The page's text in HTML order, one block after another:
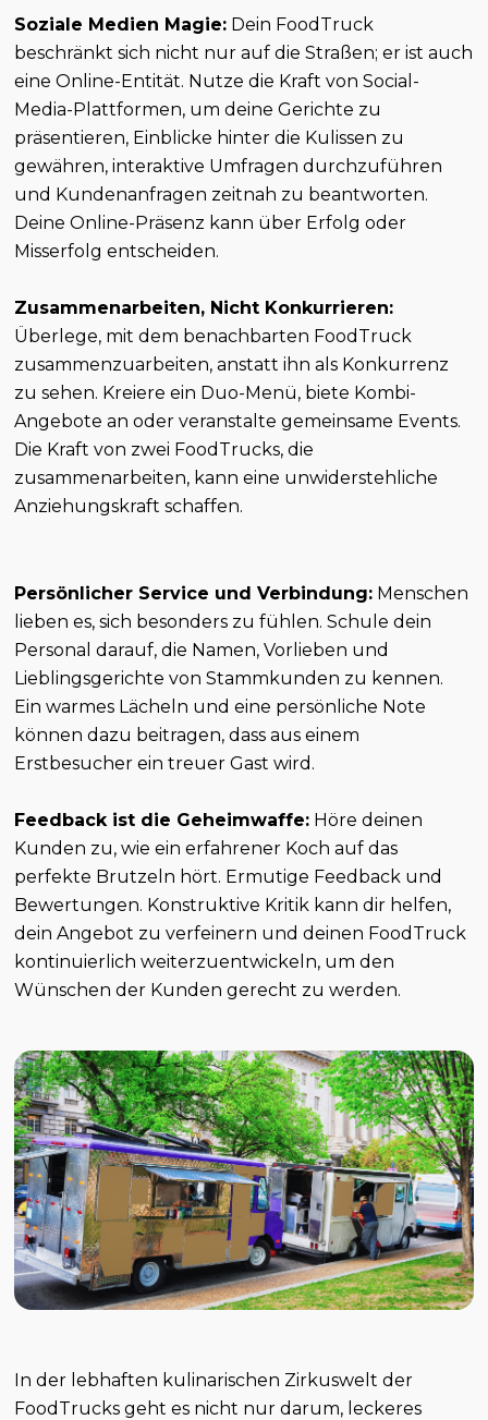
Soziale Medien Magie: Dein FoodTruck
beschränkt sich nicht nur auf die Straßen; er ist auch
eine Online-Entität. Nutze die Kraft von Social-
Media-Plattformen, um deine Gerichte zu
präsentieren, Einblicke hinter die Kulissen zu
gewähren, interaktive Umfragen durchzuführen
und Kundenanfragen zeitnah zu beantworten.
Deine Online-Präsenz kann über Erfolg oder
Misserfolg entscheiden.
Zusammenarbeiten, Nicht Konkurrieren:
Überlege, mit dem benachbarten FoodTruck
zusammenzuarbeiten, anstatt ihn als Konkurrenz
zu sehen. Kreiere ein Duo-Menü, biete Kombi-
Angebote an oder veranstalte gemeinsame Events.
Die Kraft von zwei FoodTrucks, die
zusammenarbeiten, kann eine unwiderstehliche
Anziehungskraft schaffen.
Persönlicher Service und Verbindung: Menschen
lieben es, sich besonders zu fühlen. Schule dein
Personal darauf, die Namen, Vorlieben und
Lieblingsgerichte von Stammkunden zu kennen.
Ein warmes Lächeln und eine persönliche Note
können dazu beitragen, dass aus einem
Erstbesucher ein treuer Gast wird.
Feedback ist die Geheimwaffe: Höre deinen
Kunden zu, wie ein erfahrener Koch auf das
perfekte Brutzeln hört. Ermutige Feedback und
Bewertungen. Konstruktive Kritik kann dir helfen,
dein Angebot zu verfeinern und deinen FoodTruck
kontinuierlich weiterzuentwickeln, um den
Wünschen der Kunden gerecht zu werden.
In der lebhaften kulinarischen Zirkuswelt der
FoodTrucks geht es nicht nur darum, leckeres